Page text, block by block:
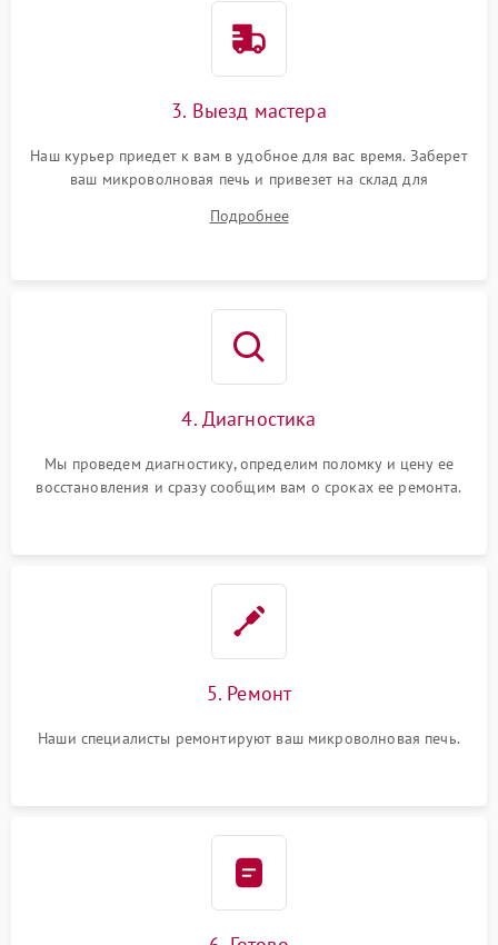
3. Выезд мастера
Наш курьер приедет к вам в удобное для вас время. Заберет
ваш микроволновая печь и привезет на склад для
Подробнее
4. Диагностика
Мы проведем диагностику, определим поломку и цену ее
восстановления и сразу сообщим вам о сроках ее ремонта.
5. Ремонт
Наши специалисты ремонтируют ваш микроволновая печь.